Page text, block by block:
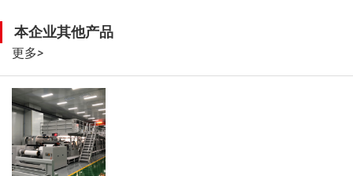
本企业其他产品
更多>